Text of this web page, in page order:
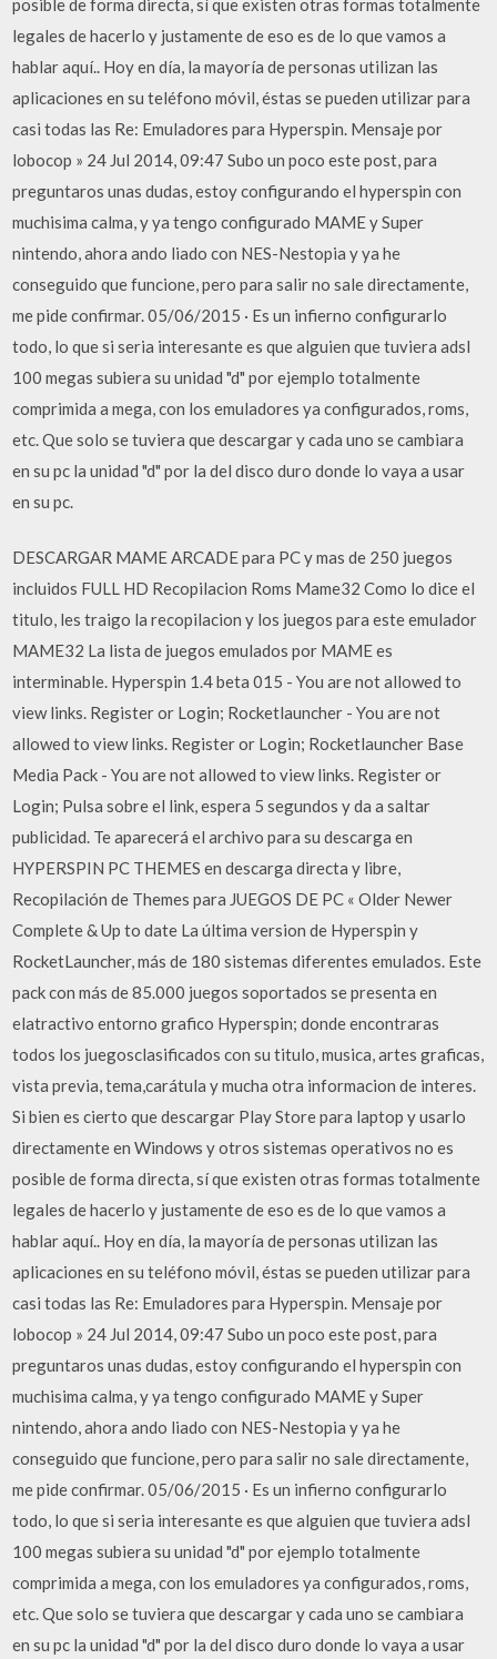
legales de hacerlo y justamente de eso es de lo que vamos a
hablar aquí.. Hoy en día, la mayoría de personas utilizan las
aplicaciones en su teléfono móvil, éstas se pueden utilizar para
casi todas las Re: Emuladores para Hyperspin. Mensaje por
lobocop » 24 Jul 2014, 09:47 Subo un poco este post, para
preguntaros unas dudas, estoy configurando el hyperspin con
muchisima calma, y ya tengo configurado MAME y Super
nintendo, ahora ando liado con NES-Nestopia y ya he
conseguido que funcione, pero para salir no sale directamente,
me pide confirmar. 05/06/2015 · Es un infierno configurarlo
todo, lo que si seria interesante es que alguien que tuviera adsl
100 megas subiera su unidad "d" por ejemplo totalmente
comprimida a mega, con los emuladores ya configurados, roms,
etc. Que solo se tuviera que descargar y cada uno se cambiara
en su pc la unidad "d" por la del disco duro donde lo vaya a usar
en su pc.
DESCARGAR MAME ARCADE para PC y mas de 250 juegos
incluidos FULL HD Recopilacion Roms Mame32 Como lo dice el
titulo, les traigo la recopilacion y los juegos para este emulador
MAME32 La lista de juegos emulados por MAME es
interminable. Hyperspin 1.4 beta 015 - You are not allowed to
view links. Register or Login; Rocketlauncher - You are not
allowed to view links. Register or Login; Rocketlauncher Base
Media Pack - You are not allowed to view links. Register or
Login; Pulsa sobre el link, espera 5 segundos y da a saltar
publicidad. Te aparecerá el archivo para su descarga en
HYPERSPIN PC THEMES en descarga directa y libre,
Recopilación de Themes para JUEGOS DE PC « Older Newer
Complete & Up to date La última version de Hyperspin y
RocketLauncher, más de 180 sistemas diferentes emulados. Este
pack con más de 85.000 juegos soportados se presenta en
elatractivo entorno grafico Hyperspin; donde encontraras
todos los juegosclasificados con su titulo, musica, artes graficas,
vista previa, tema,carátula y mucha otra informacion de interes.
Si bien es cierto que descargar Play Store para laptop y usarlo
directamente en Windows y otros sistemas operativos no es
posible de forma directa, sí que existen otras formas totalmente
legales de hacerlo y justamente de eso es de lo que vamos a
hablar aquí.. Hoy en día, la mayoría de personas utilizan las
aplicaciones en su teléfono móvil, éstas se pueden utilizar para
casi todas las Re: Emuladores para Hyperspin. Mensaje por
lobocop » 24 Jul 2014, 09:47 Subo un poco este post, para
preguntaros unas dudas, estoy configurando el hyperspin con
muchisima calma, y ya tengo configurado MAME y Super
nintendo, ahora ando liado con NES-Nestopia y ya he
conseguido que funcione, pero para salir no sale directamente,
me pide confirmar. 05/06/2015 · Es un infierno configurarlo
todo, lo que si seria interesante es que alguien que tuviera adsl
100 megas subiera su unidad "d" por ejemplo totalmente
comprimida a mega, con los emuladores ya configurados, roms,
etc. Que solo se tuviera que descargar y cada uno se cambiara
en su pc la unidad "d" por la del disco duro donde lo vaya a usar